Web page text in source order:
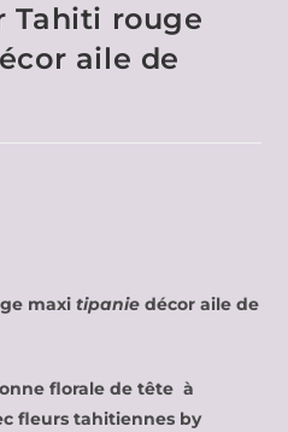
Tahiti rouge
aile de
maxitipanie décor aile de
florale de tête à
fleurs tahitiennes by